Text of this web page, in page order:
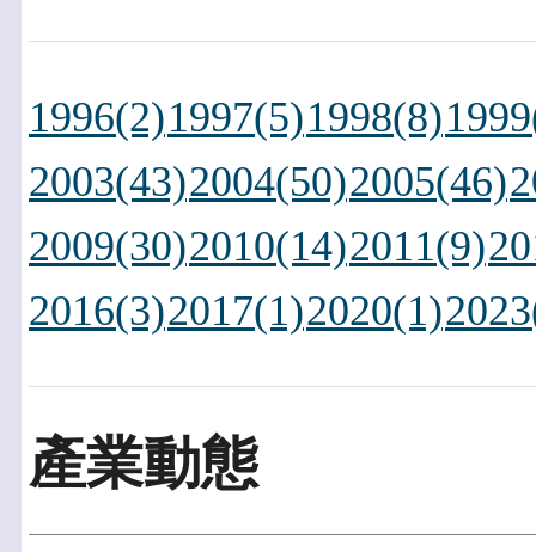
1996(2)1997(5)1998(8)
2003(43)2004(50)2005(46)
2009(30)2010(14)2011(9)
2016(3)2017(1)2020(1)
產業動態